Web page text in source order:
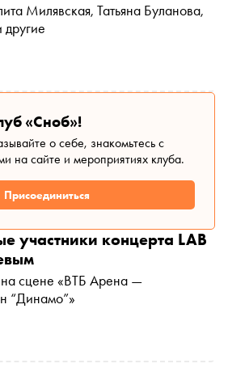
Милявская, Татьяна Буланова,
«Сноб»!
о себе, знакомьтесь с
на сайте и мероприятиях клуба.
Присоединиться
участники концерта LAB
сцене «ВТБ Арена —
“Динамо”»